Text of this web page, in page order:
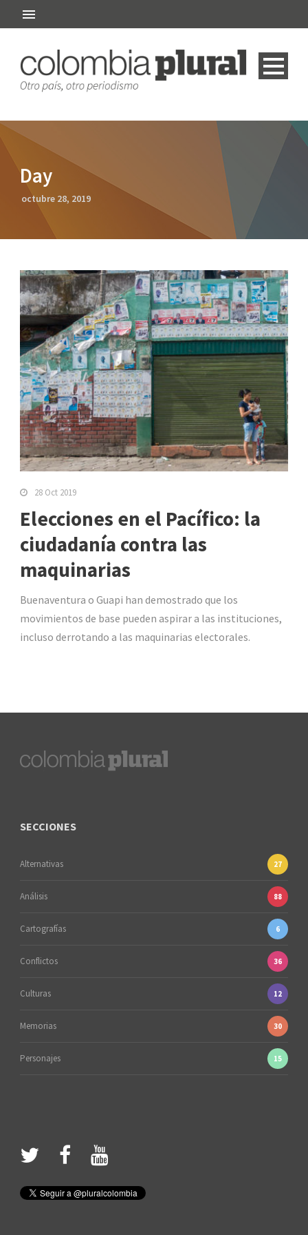
Day
octubre 28, 2019
28 Oct 2019
Elecciones en el Pacífico: la
ciudadanía contra las
maquinarias
Buenaventura o Guapi han demostrado que los
movimientos de base pueden aspirar a las instituciones,
incluso derrotando a las maquinarias electorales.
SECCIONES
Alternativas 27
Análisis 88
Cartografías 6
Conflictos 36
Culturas 12
Memorias 30
Personajes 15